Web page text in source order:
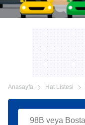
Anasayfa Hat Listesi